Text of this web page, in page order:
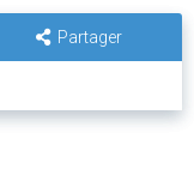
Partager